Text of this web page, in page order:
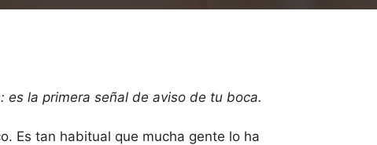
es la primera señal de aviso de tu boca.
Es tan habitual que mucha gente lo ha